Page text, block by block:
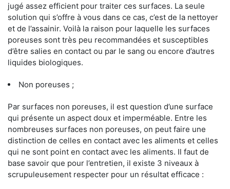
jugé assez efficient pour traiter ces surfaces. La seule
solution qui s’offre à vous dans ce cas, c’est de la nettoyer
et de l’assainir. Voilà la raison pour laquelle les surfaces
poreuses sont très peu recommandées et susceptibles
d’être salies en contact ou par le sang ou encore d’autres
liquides biologiques.
Non poreuses ;
Par surfaces non poreuses, il est question d’une surface
qui présente un aspect doux et imperméable. Entre les
nombreuses surfaces non poreuses, on peut faire une
distinction de celles en contact avec les aliments et celles
qui ne sont point en contact avec les aliments. Il faut de
base savoir que pour l’entretien, il existe 3 niveaux à
scrupuleusement respecter pour un résultat efficace :